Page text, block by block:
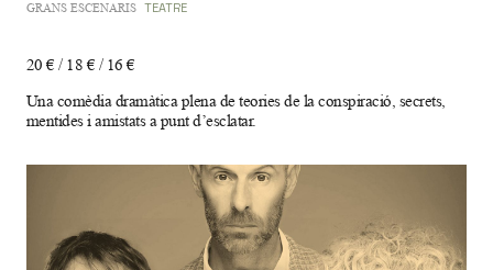
GRANS ESCENARIS TEATRE
20 € / 18 € / 16 €
Una comèdia dramàtica plena de teories de la conspiració, secrets,
mentides i amistats a punt d’esclatar.